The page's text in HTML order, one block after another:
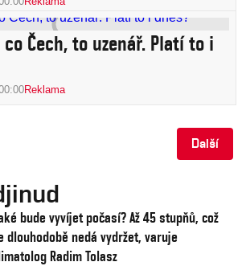
Čech, to uzenář. Platí to i
Reklama
Další
bude vyvíjet počasí? Až 45 stupňů, což
dlouhodobě nedá vydržet, varuje
Radim Tolasz